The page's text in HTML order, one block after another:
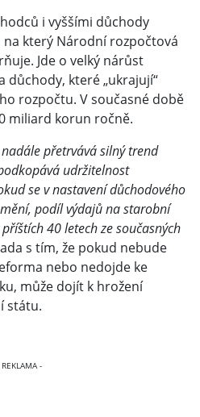
i vyššími důchody
který Národní rozpočtová
Jde o velký nárůst
důchody, které „ukrajují“
rozpočtu. V současné době
miliard korun ročně.
přetrvává silný trend
udržitelnost
se v nastavení důchodového
podíl výdajů na starobní
40 letech ze současných
s tím, že pokud nebude
nebo nedojde ke
může dojít k hrožení
státu.